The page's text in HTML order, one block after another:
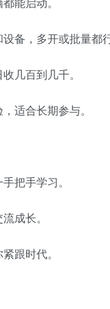
备，多开或批量都
几百到几千。
适合长期参与。
把手学习。
成长。
跟时代。